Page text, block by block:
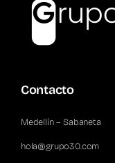
Contacto
Medellín – Sabaneta
hola@grupo30.com